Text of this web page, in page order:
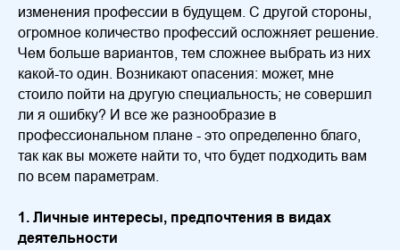
изменения профессии в будущем. С другой стороны,
огромное количество профессий осложняет решение.
Чем больше вариантов, тем сложнее выбрать из них
какой-то один. Возникают опасения: может, мне
стоило пойти на другую специальность; не совершил
ли я ошибку? И все же разнообразие в
профессиональном плане - это определенно благо,
так как вы можете найти то, что будет подходить вам
по всем параметрам.
1. Личные интересы, предпочтения в видах
деятельности